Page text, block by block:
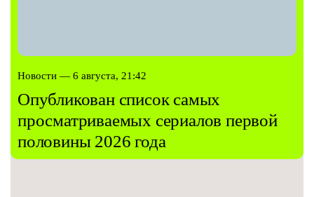
Новости — 6 августа, 21:42
Опубликован список самых
просматриваемых сериалов первой
половины 2026 года